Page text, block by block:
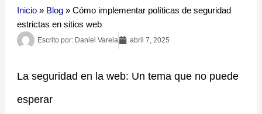
Inicio» Blog» Cómo implementar políticas de seguridad
estrictas en sitios web
Escrito por:Daniel Varela abril 7, 2025
La seguridad en la web: Un tema que no puede
esperar